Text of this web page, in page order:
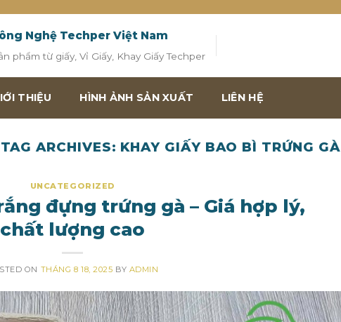
Nghệ Techper Việt Nam
phẩm từ giấy, Vỉ Giấy, Khay Giấy Techper
THIỆU HÌNH ẢNH SẢN XUẤT LIÊN HỆ
TAG ARCHIVES: KHAY GIẤY BAO BÌ TRỨNG GÀ
UNCATEGORIZED
đựng trứng gà – Giá hợp lý,
chất lượng cao
ON THÁNG 8 18, 2025 BY ADMIN